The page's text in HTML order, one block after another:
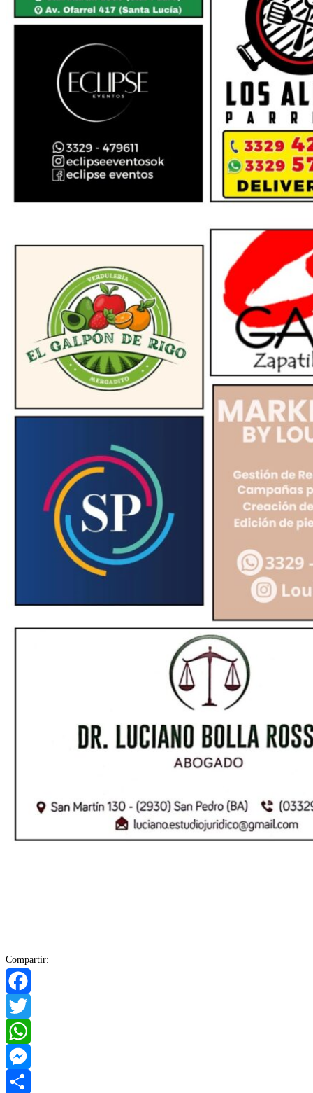
Compartir:
Facebook
Twitter
WhatsApp
Messenger